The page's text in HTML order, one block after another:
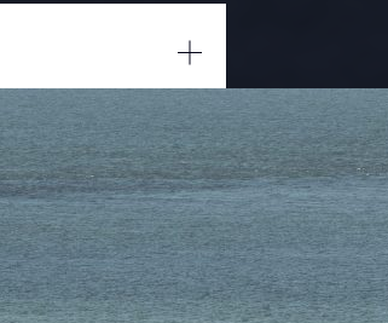
#france
/
Fermer